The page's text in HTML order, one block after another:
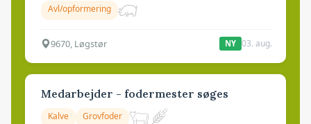
Avl/opformering
9670, Løgstør NY 03. aug.
Medarbejder - fodermester søges
Kalve Grovfoder